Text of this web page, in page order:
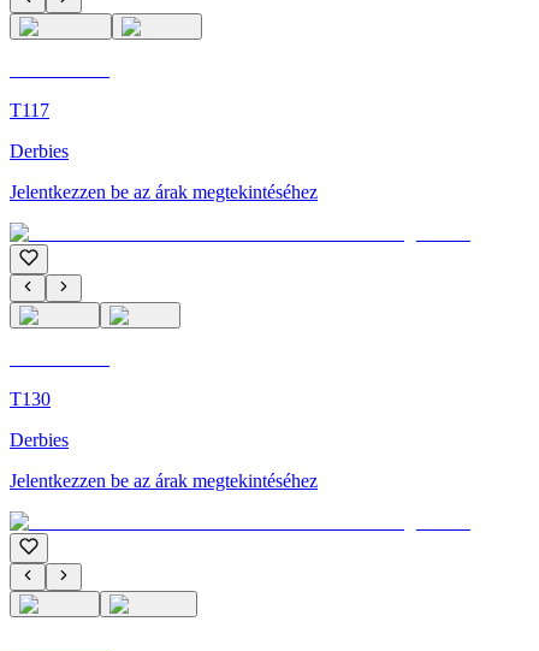
T117
Derbies
Jelentkezzen be az árak megtekintéséhez
T130
Derbies
Jelentkezzen be az árak megtekintéséhez